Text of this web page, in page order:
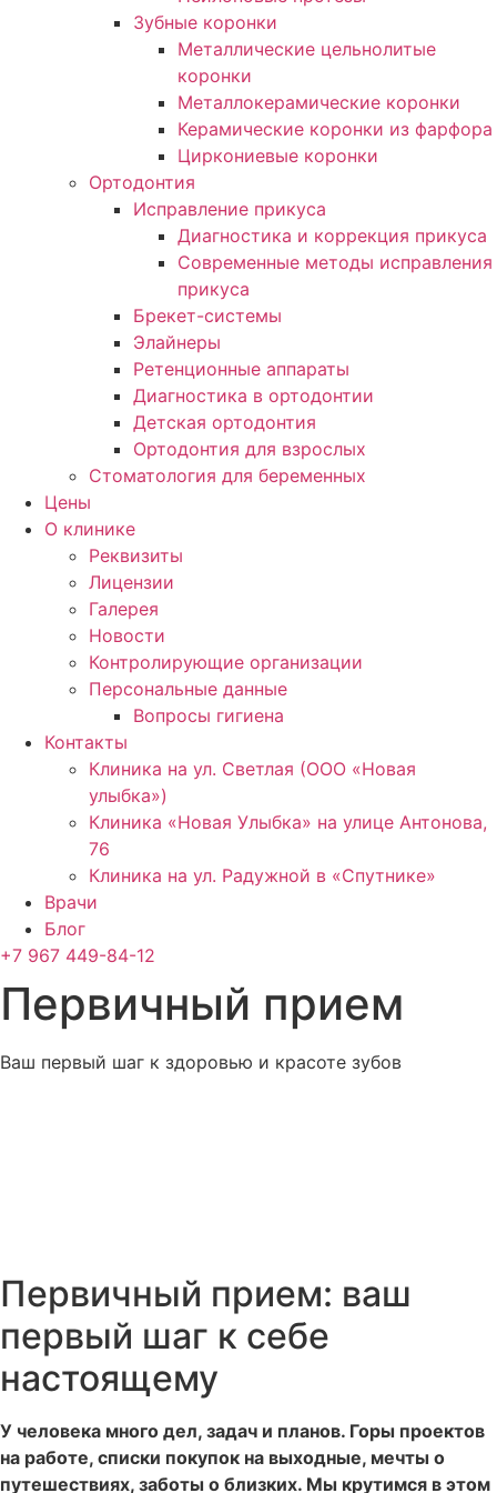
Зубные коронки
Металлические цельнолитые
коронки
Металлокерамические коронки
Керамические коронки из фарфора
Циркониевые коронки
Ортодонтия
Исправление прикуса
Диагностика и коррекция прикуса
Современные методы исправления
прикуса
Брекет-системы
Элайнеры
Ретенционные аппараты
Диагностика в ортодонтии
Детская ортодонтия
Ортодонтия для взрослых
Стоматология для беременных
Цены
О клинике
Реквизиты
Лицензии
Галерея
Новости
Контролирующие организации
Персональные данные
Вопросы гигиена
Контакты
Клиника на ул. Светлая (ООО «Новая
улыбка»)
Клиника «Новая Улыбка» на улице Антонова,
76
Клиника на ул. Радужной в «Спутнике»
Врачи
Блог
+7 967 449-84-12
Первичный прием
Ваш первый шаг к здоровью и красоте зубов
Первичный прием: ваш
первый шаг к себе
настоящему
У человека много дел, задач и планов. Горы проектов
на работе, списки покупок на выходные, мечты о
путешествиях, заботы о близких. Мы крутимся в этом